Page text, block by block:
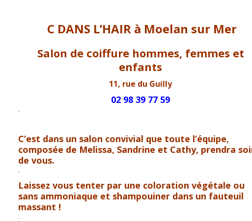
C DANS L’HAIR à Moelan sur Mer
Salon de coiffure hommes, femmes et
enfants
11, rue du Guilly
02 98 39 77 59
.
C’est dans un salon convivial que toute l’équipe,
composée de Melissa, Sandrine et Cathy, prendra
de vous.
.
Laissez vous tenter par une coloration végétale ou
sans ammoniaque et shampouiner dans un fauteuil
massant !
.